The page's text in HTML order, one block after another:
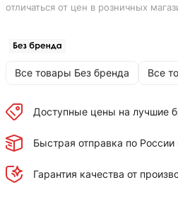
отличаться от цен в розничных
Все товары Без бренда Все
Доступные цены на лучшие
Быстрая отправка по
Гарантия качества от